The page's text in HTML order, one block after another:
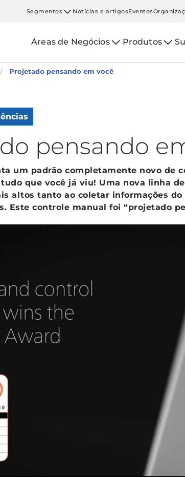
Segmentos Notícias e artigosEventos
Áreas de Negócios Produtos
Projetado pensando em você
pensando
um padrão completamente novo de
que você já viu! Uma nova linha
altos tanto ao coletar informações
Este controle manual foi “projetado